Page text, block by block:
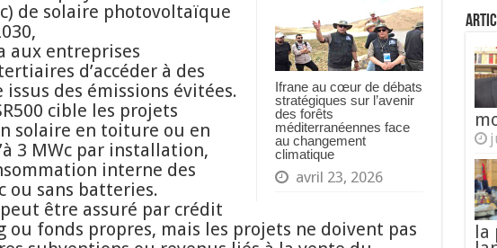
Ifrane au cœur de débats
stratégiques sur l’avenir
des forêts
méditerranéennes face
au changement
climatique
avril 23, 2026
de solaire photovoltaïque
aux entreprises
d’accéder à des
issus des émissions évitées.
cible les projets
solaire en toiture ou en
3 MWc par installation,
interne des
ou sans batteries.
être assuré par crédit
ou fonds propres, mais les projets ne doivent pas
la